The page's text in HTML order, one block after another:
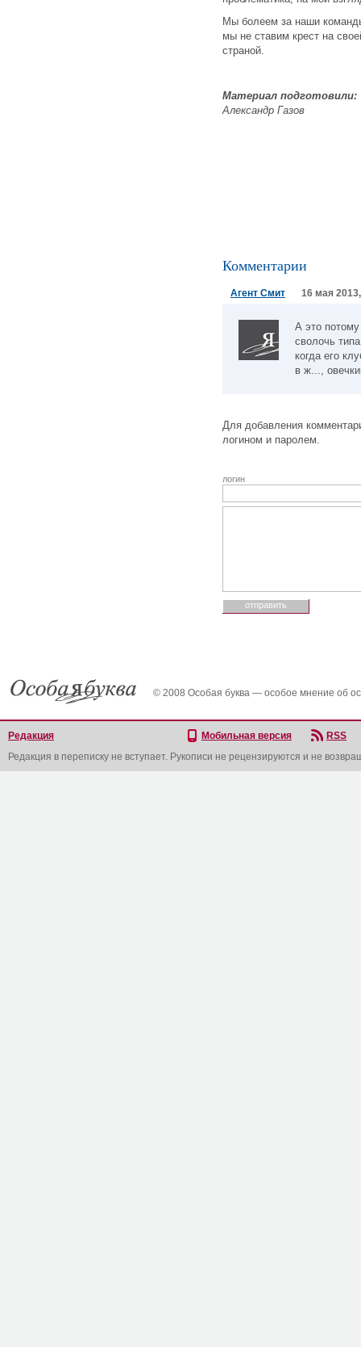
Мы болеем за наши
мы не ставим крест на
страной.
Материал подготовили:
Александр Газов
Комментарии
Агент Смит 16 мая
А это потому
сволочь
когда его
в ж...,
Для добавления
логином и паролем.
логин
© 2008 Особая буква — особое мнение об
Редакция Мобильная версия
RSS
Редакция в переписку не вступает. Рукописи не рецензируются и не